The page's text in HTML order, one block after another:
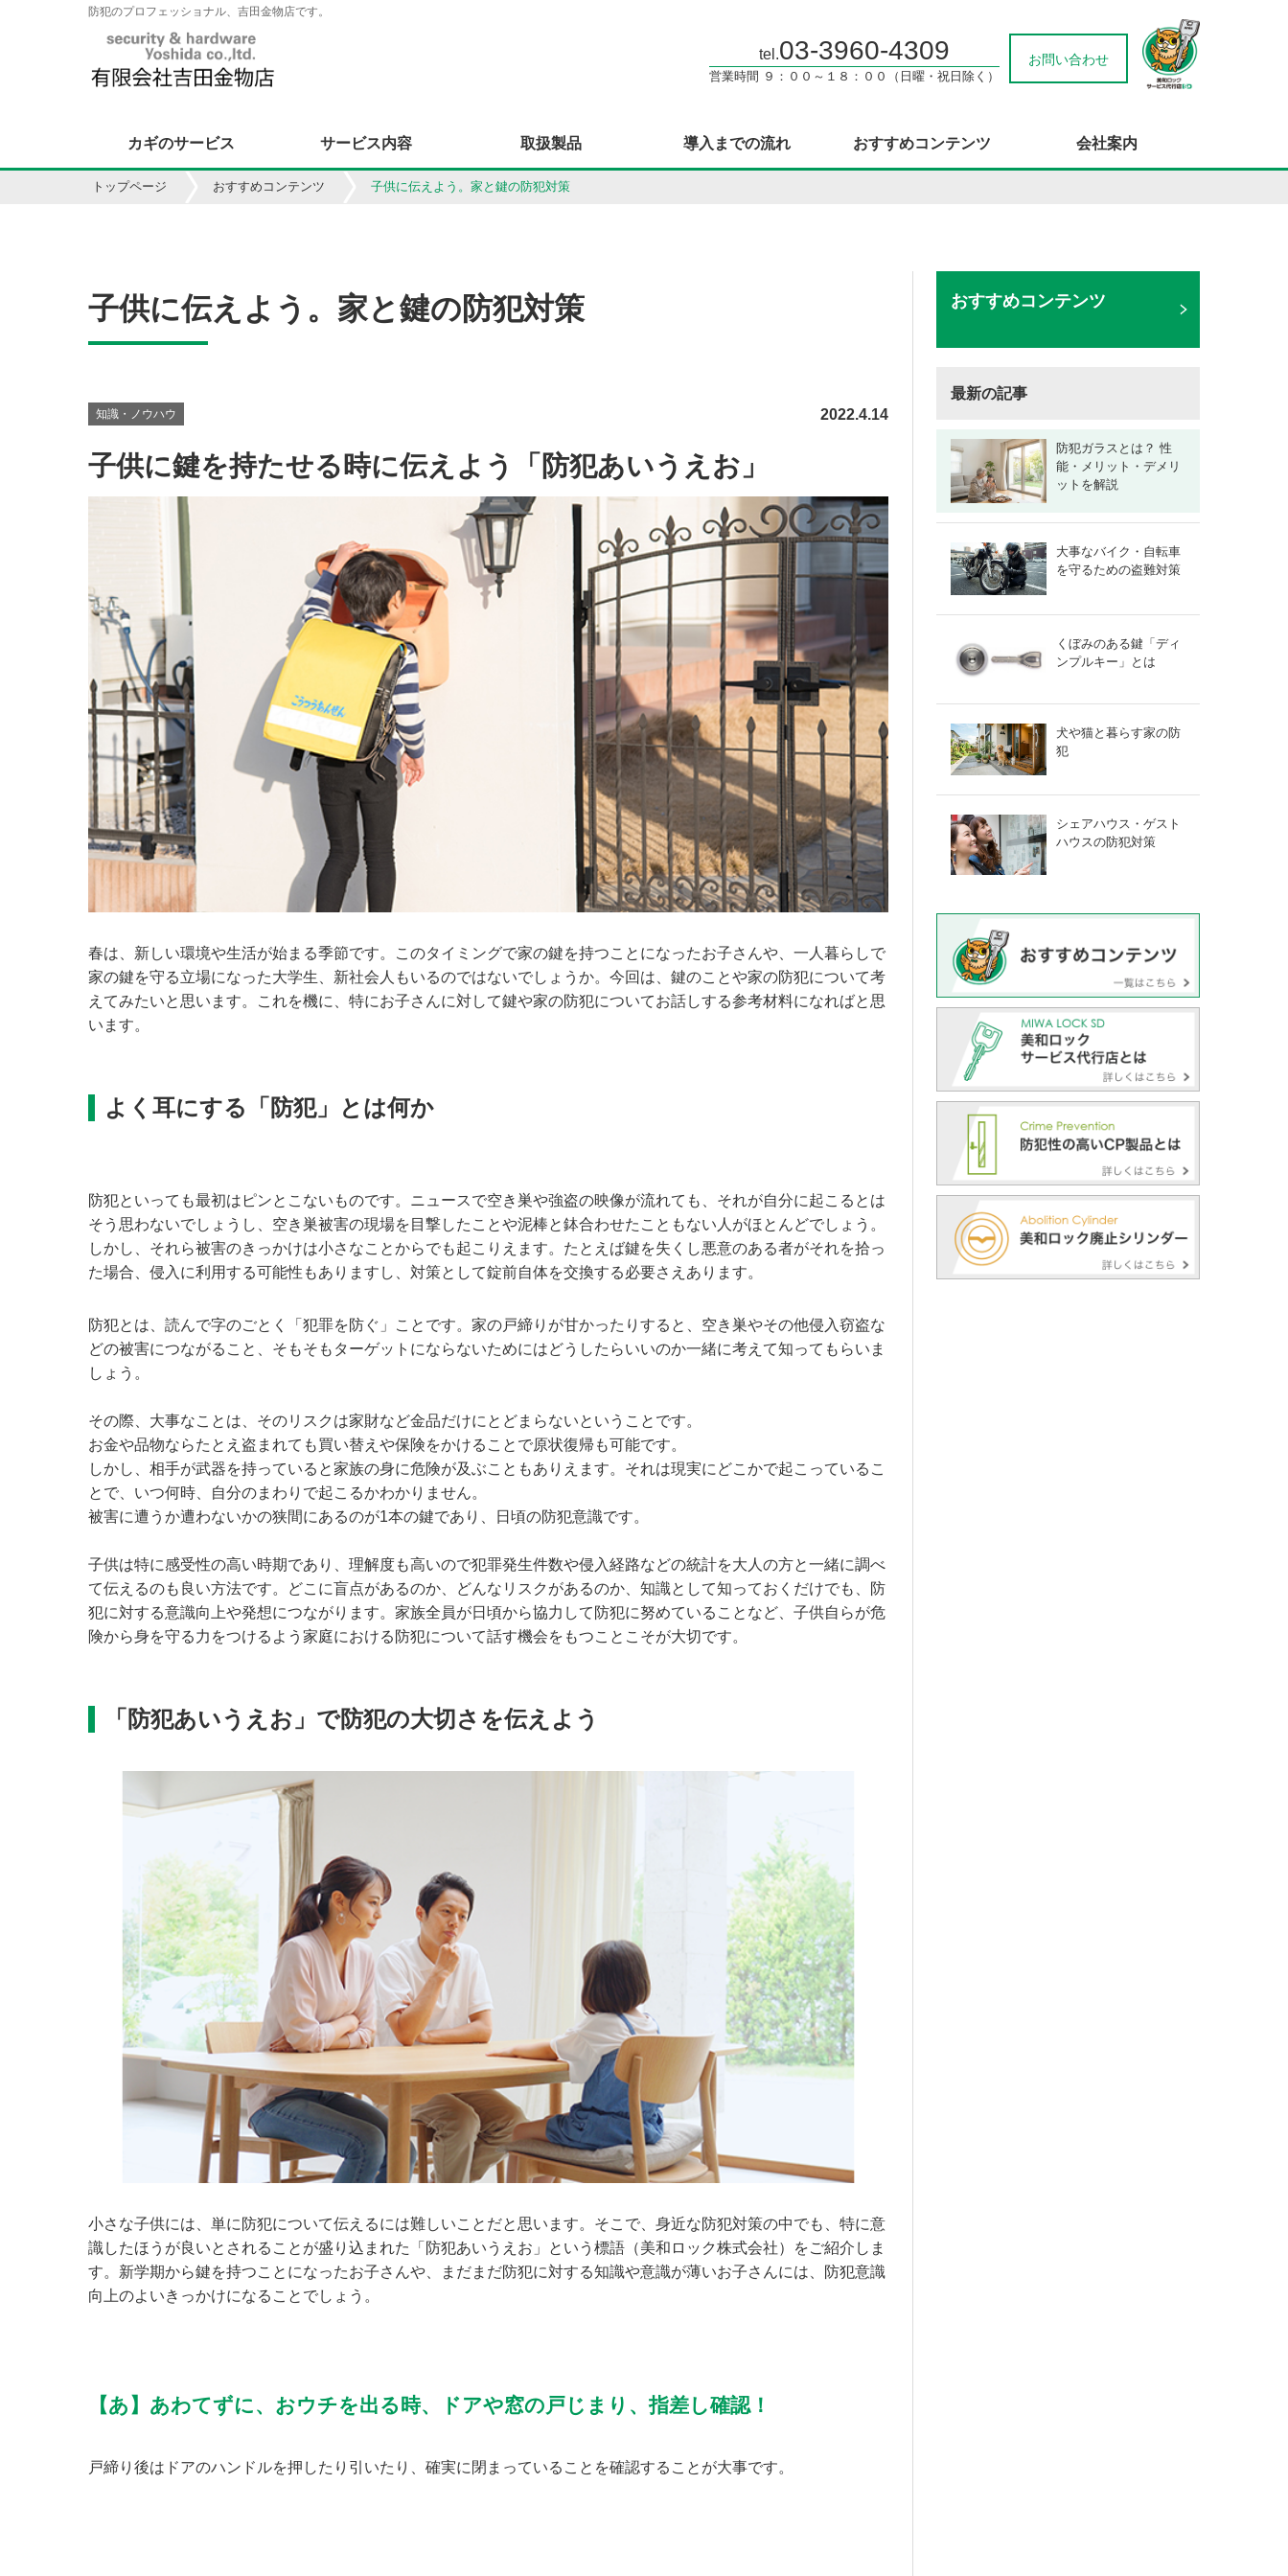
防犯のプロフェッショナル、吉田金物店です。
tel.03-3960-4309
営業時間 ９：００～１８：００（日曜・祝日除く）
お問い合わせ
カギのサービス サービス内容 取扱製品 導入までの流れ おすすめコンテンツ 会社案内
トップページ おすすめコンテンツ 子供に伝えよう。家と鍵の防犯対策
子供に伝えよう。家と鍵の防犯対策
知識・ノウハウ 2022.4.14
子供に鍵を持たせる時に伝えよう「防犯あいうえお」
春は、新しい環境や生活が始まる季節です。このタイミングで家の鍵を持つことになったお子さんや、一人暮らしで
家の鍵を守る立場になった大学生、新社会人もいるのではないでしょうか。今回は、鍵のことや家の防犯について考
えてみたいと思います。これを機に、特にお子さんに対して鍵や家の防犯についてお話しする参考材料になればと思
います。
よく耳にする「防犯」とは何か
防犯といっても最初はピンとこないものです。ニュースで空き巣や強盗の映像が流れても、それが自分に起こるとは
そう思わないでしょうし、空き巣被害の現場を目撃したことや泥棒と鉢合わせたこともない人がほとんどでしょう。
しかし、それら被害のきっかけは小さなことからでも起こりえます。たとえば鍵を失くし悪意のある者がそれを拾っ
た場合、侵入に利用する可能性もありますし、対策として錠前自体を交換する必要さえあります。
防犯とは、読んで字のごとく「犯罪を防ぐ」ことです。家の戸締りが甘かったりすると、空き巣やその他侵入窃盗な
どの被害につながること、そもそもターゲットにならないためにはどうしたらいいのか一緒に考えて知ってもらいま
しょう。
その際、大事なことは、そのリスクは家財など金品だけにとどまらないということです。
お金や品物ならたとえ盗まれても買い替えや保険をかけることで原状復帰も可能です。
しかし、相手が武器を持っていると家族の身に危険が及ぶこともありえます。それは現実にどこかで起こっているこ
とで、いつ何時、自分のまわりで起こるかわかりません。
被害に遭うか遭わないかの狭間にあるのが1本の鍵であり、日頃の防犯意識です。
子供は特に感受性の高い時期であり、理解度も高いので犯罪発生件数や侵入経路などの統計を大人の方と一緒に調べ
て伝えるのも良い方法です。どこに盲点があるのか、どんなリスクがあるのか、知識として知っておくだけでも、防
犯に対する意識向上や発想につながります。家族全員が日頃から協力して防犯に努めていることなど、子供自らが危
険から身を守る力をつけるよう家庭における防犯について話す機会をもつことこそが大切です。
「防犯あいうえお」で防犯の大切さを伝えよう
小さな子供には、単に防犯について伝えるには難しいことだと思います。そこで、身近な防犯対策の中でも、特に意
識したほうが良いとされることが盛り込まれた「防犯あいうえお」という標語（美和ロック株式会社）をご紹介しま
す。新学期から鍵を持つことになったお子さんや、まだまだ防犯に対する知識や意識が薄いお子さんには、防犯意識
向上のよいきっかけになることでしょう。
【あ】あわてずに、おウチを出る時、ドアや窓の戸じまり、指差し確認！
戸締り後はドアのハンドルを押したり引いたり、確実に閉まっていることを確認することが大事です。
おすすめコンテンツ
最新の記事
防犯ガラスとは？ 性
能・メリット・デメリ
ットを解説
大事なバイク・自転車
を守るための盗難対策
くぼみのある鍵「ディ
ンプルキー」とは
犬や猫と暮らす家の防
犯
シェアハウス・ゲスト
ハウスの防犯対策